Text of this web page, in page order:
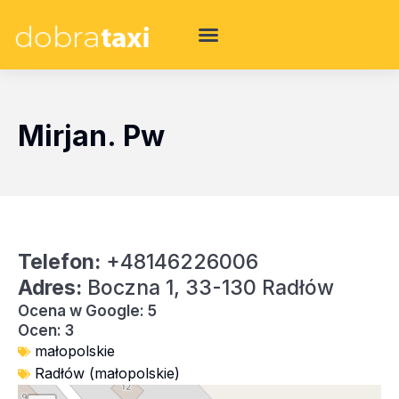
Mirjan. Pw
Telefon: +48146226006
Adres: Boczna 1, 33-130 Radłów
Ocena w Google: 5
Ocen: 3
małopolskie
Radłów (małopolskie)